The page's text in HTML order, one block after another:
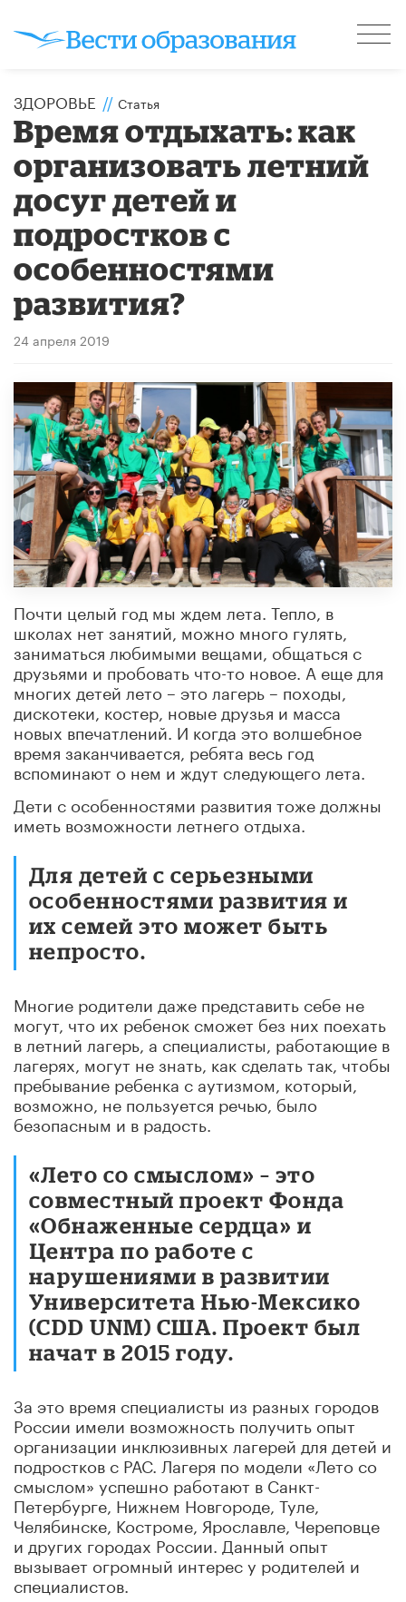
ЗДОРОВЬЕ // Статья
Время отдыхать: как
организовать летний
досуг детей и
подростков с
особенностями
развития?
24 апреля 2019
Почти целый год мы ждем лета. Тепло, в
школах нет занятий, можно много гулять,
заниматься любимыми вещами, общаться с
друзьями и пробовать что-то новое. А еще для
многих детей лето – это лагерь – походы,
дискотеки, костер, новые друзья и масса
новых впечатлений. И когда это волшебное
время заканчивается, ребята весь год
вспоминают о нем и ждут следующего лета.
Дети с особенностями развития тоже должны
иметь возможности летнего отдыха.
Для детей с серьезными
особенностями развития и
их семей это может быть
непросто.
Многие родители даже представить себе не
могут, что их ребенок сможет без них поехать
в летний лагерь, а специалисты, работающие в
лагерях, могут не знать, как сделать так, чтобы
пребывание ребенка с аутизмом, который,
возможно, не пользуется речью, было
безопасным и в радость.
«Лето со смыслом» – это
совместный проект Фонда
«Обнаженные сердца» и
Центра по работе с
нарушениями в развитии
Университета Нью-Мексико
(CDD UNM) США. Проект был
начат в 2015 году.
За это время специалисты из разных городов
России имели возможность получить опыт
организации инклюзивных лагерей для детей и
подростков с РАС. Лагеря по модели «Лето со
смыслом» успешно работают в Санкт-
Петербурге, Нижнем Новгороде, Туле,
Челябинске, Костроме, Ярославле, Череповце
и других городах России. Данный опыт
вызывает огромный интерес у родителей и
специалистов.